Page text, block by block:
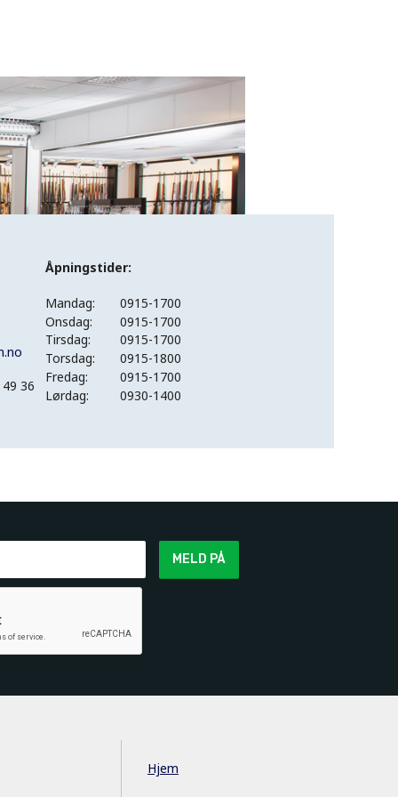
36
Åpningstider:
Mandag:
0915-1700
Onsdag:
0915-1700
Tirsdag:
0915-1700
Torsdag:
0915-1800
Fredag:
0915-1700
Lørdag:
0930-1400
MELD PÅ
Hjem